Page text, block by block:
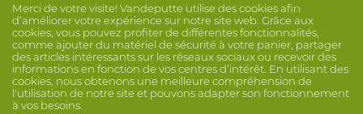
Merci de votre visite! Vandeputte utilise des cookies afin
d’améliorer votre expérience sur notre site web. Grâce aux
cookies, vous pouvez profiter de différentes fonctionnalités,
comme ajouter du matériel de sécurité à votre panier, partager
des articles intéressants sur les réseaux sociaux ou recevoir des
informations en fonction de vos centres d’intérêt. En utilisant des
cookies, nous obtenons une meilleure compréhension de
l'utilisation de notre site et pouvons adapter son fonctionnement
à vos besoins.